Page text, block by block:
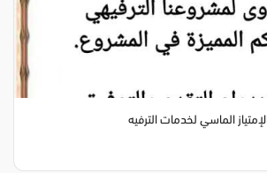
الإمتياز الماسي لخدمات الترفيه